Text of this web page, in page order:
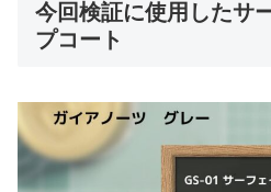
今回検証に使用したサ
プコート